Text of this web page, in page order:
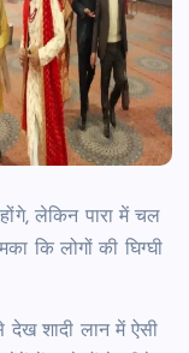
लेकिन पारा में चल
कि लोगों की घिग्घी
शादी लान में ऐसी